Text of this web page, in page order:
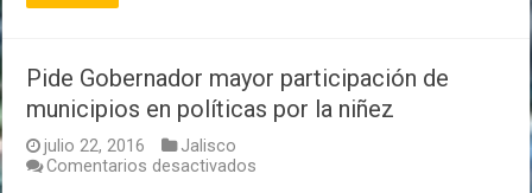
Pide Gobernador mayor participación de
municipios en políticas por la niñez
julio 22, 2016
Jalisco
Comentarios desactivados